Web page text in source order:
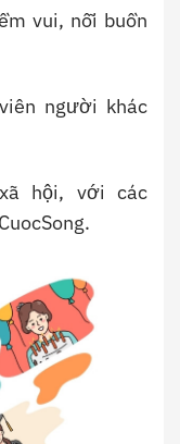
vui, nỗi buồn
người khác
hội, với các